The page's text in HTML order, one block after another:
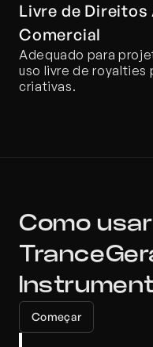
Livre de
Comercial
Adequado para
uso livre de royalties
criativas.
Como
Começar